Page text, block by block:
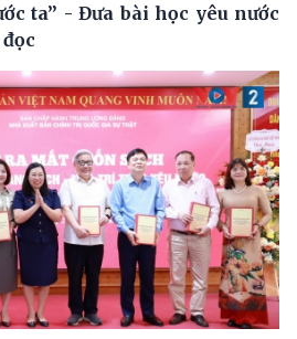
ta” - Đưa bài học yêu nước